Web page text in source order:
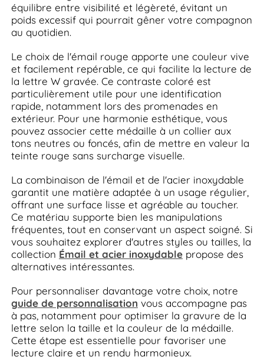
équilibre entre visibilité et légèreté, évitant un
poids excessif qui pourrait gêner votre compagnon
au quotidien.
Le choix de l'émail rouge apporte une couleur vive
et facilement repérable, ce qui facilite la lecture de
la lettre W gravée. Ce contraste coloré est
particulièrement utile pour une identification
rapide, notamment lors des promenades en
extérieur. Pour une harmonie esthétique, vous
pouvez associer cette médaille à un collier aux
tons neutres ou foncés, afin de mettre en valeur la
teinte rouge sans surcharge visuelle.
La combinaison de l'émail et de l'acier inoxydable
garantit une matière adaptée à un usage régulier,
offrant une surface lisse et agréable au toucher.
Ce matériau supporte bien les manipulations
fréquentes, tout en conservant un aspect soigné. Si
vous souhaitez explorer d'autres styles ou tailles, la
collection Émail et acier inoxydablepropose des
alternatives intéressantes.
Pour personnaliser davantage votre choix, notre
guide de personnalisation vous accompagne pas
à pas, notamment pour optimiser la gravure de la
lettre selon la taille et la couleur de la médaille.
Cette étape est essentielle pour favoriser une
lecture claire et un rendu harmonieux.